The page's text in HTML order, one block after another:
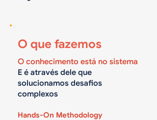
O que fazemos
O conhecimento está no sistema
E é através dele que
solucionamos desafios
complexos
Hands-On Methodology